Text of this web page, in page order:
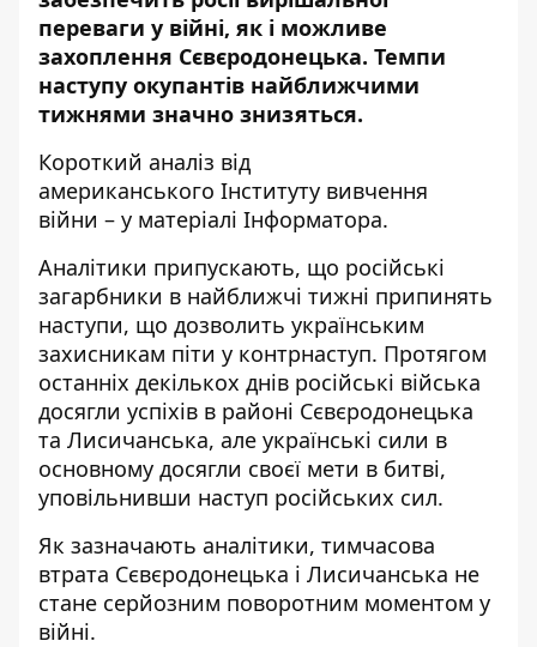
переваги у війні, як і можливе
захоплення Сєвєродонецька. Темпи
наступу окупантів найближчими
тижнями значно знизяться.
Короткий аналіз від
американського Інституту вивчення
війни – у матеріалі Інформатора.
Аналітики припускають, що російські
загарбники в найближчі тижні припинять
наступи, що дозволить українським
захисникам піти у контрнаступ. Протягом
останніх декількох днів російські війська
досягли успіхів в районі Сєвєродонецька
та Лисичанська, але українські сили в
основному досягли своєї мети в битві,
уповільнивши наступ російських сил.
Як зазначають аналітики, тимчасова
втрата Сєвєродонецька і Лисичанська не
стане серйозним поворотним моментом у
війні.